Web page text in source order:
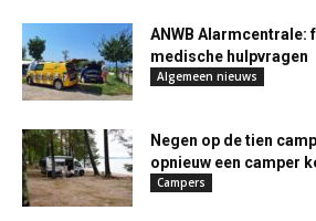
ANWB Alarmcentrale:
medische hulpvragen
Algemeen nieuws
Negen op de tien
opnieuw een camper
Campers